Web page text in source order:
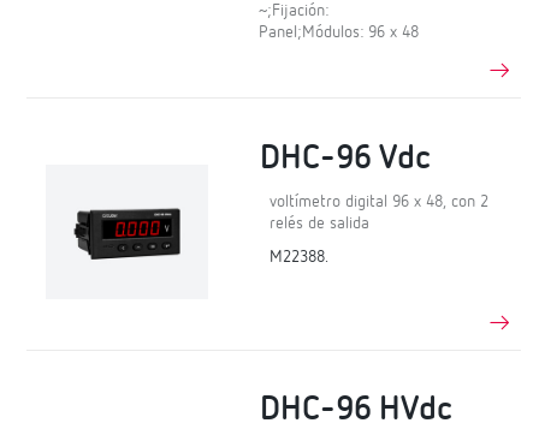
~;Fijación:
Panel;Módulos: 96 x 48
DHC-96 Vdc
voltímetro digital 96 x 48, con 2
relés de salida
M22388.
DHC-96 HVdc